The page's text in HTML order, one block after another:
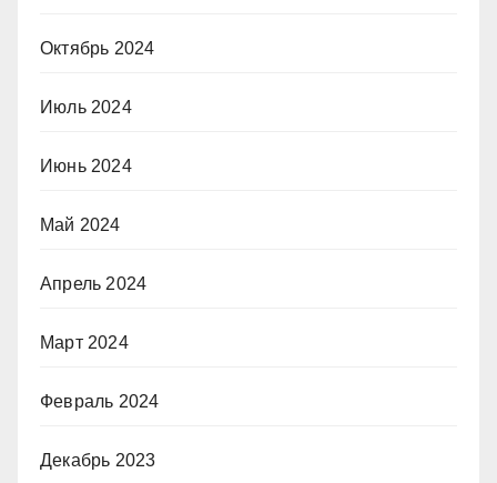
Октябрь 2024
Июль 2024
Июнь 2024
Май 2024
Апрель 2024
Март 2024
Февраль 2024
Декабрь 2023